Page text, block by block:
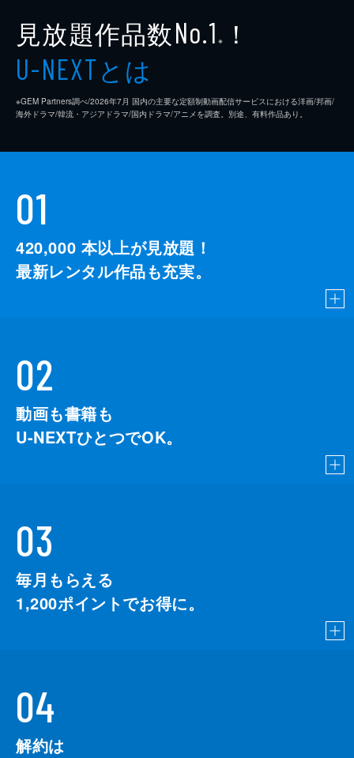
見放題作品数No.1 ※ ！
U-NEXTとは
※GEM Partners調べ/2026年7⽉ 国内の主要な定額制動画配信サービスにおける洋画/邦画/
海外ドラマ/韓流・アジアドラマ/国内ドラマ/アニメを調査。別途、有料作品あり。
01
420,000 本以上が見放題！
最新レンタル作品も充実。
02
動画も書籍も
U-NEXTひとつでOK。
03
毎月もらえる
1,200ポイントでお得に。
04
解約は